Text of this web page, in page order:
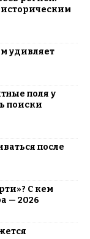
историческим
удивляет
поля у
поиски
после
С кем
— 2026